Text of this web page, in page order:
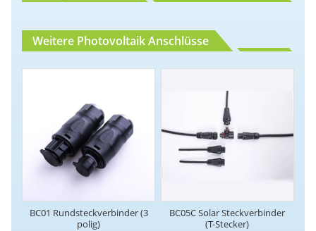
Weitere Photovoltaik Anschlüsse
BC01 Rundsteckverbinder (3
polig)
BC05C Solar Steckverbinder
(T-Stecker)